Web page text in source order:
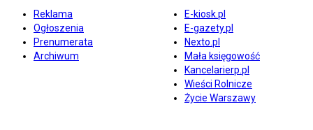
Reklama
Ogłoszenia
Prenumerata
Archiwum
E-kiosk.pl
E-gazety.pl
Nexto.pl
Mała księgowość
Kancelarierp.pl
Wieści Rolnicze
Życie Warszawy